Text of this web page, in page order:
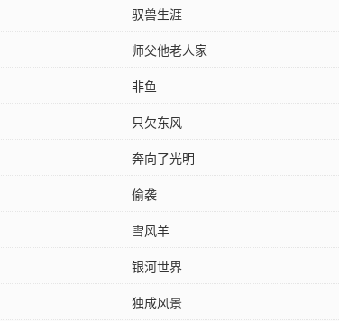
驭兽生涯
师父他老人家
非鱼
只欠东风
奔向了光明
偷袭
雪风羊
银河世界
独成风景